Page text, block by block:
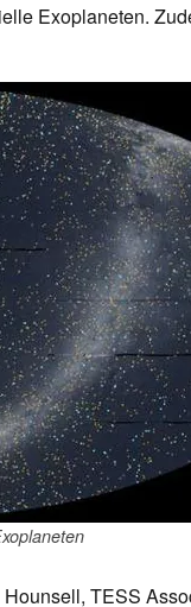
Exoplaneten.
TESS